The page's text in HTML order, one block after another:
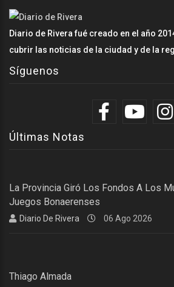
Diario de Rivera fué creado en el año
cubrir las noticias de la ciudad y de la
Síguenos
Últimas Notas
La Provincia Giró Los Fondos A Los
Juegos Bonaerenses
Diario De Rivera 06 Ago 2026
Thiago Almada